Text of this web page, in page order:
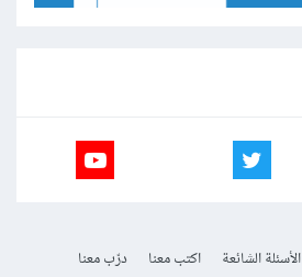
الأسئلة الشائعة اكتب معنا
درّب معنا